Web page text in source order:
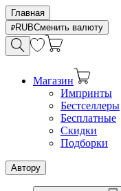
Главная
RUBСменить валюту
Магазин
Импринты
Бестселлеры
Бесплатные
Скидки
Подборки
Автору